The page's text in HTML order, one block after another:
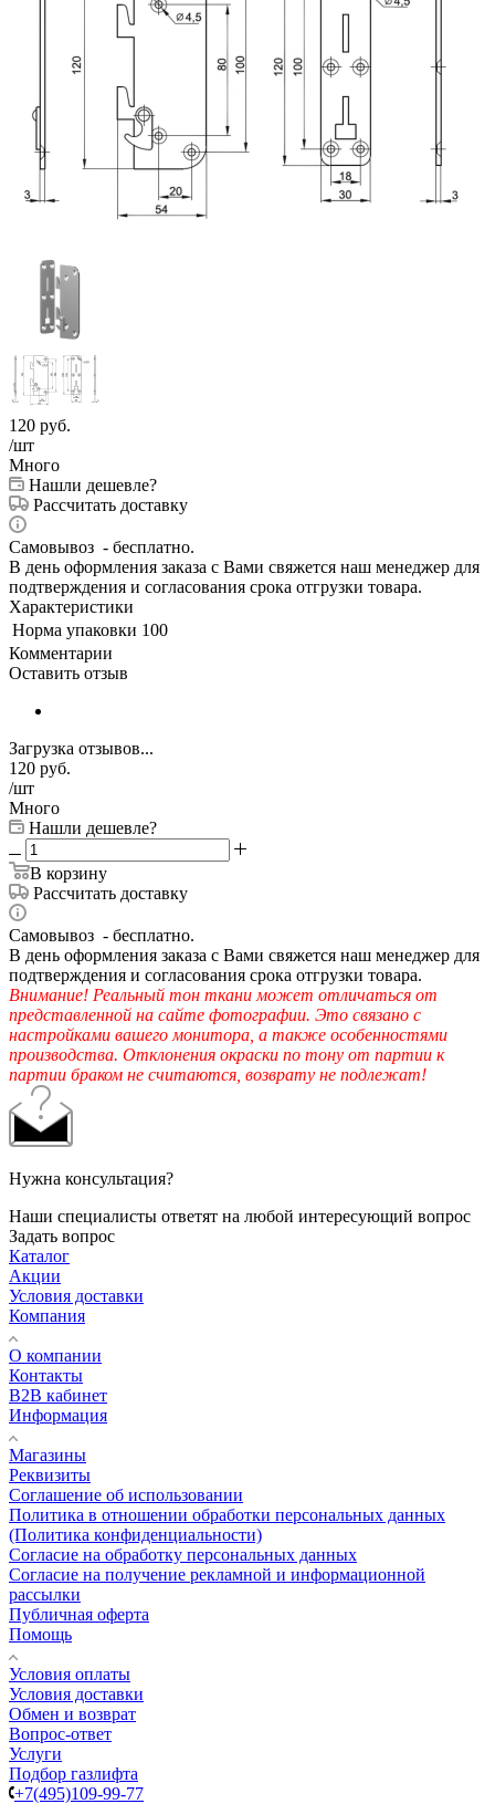
120 руб.
/шт
Много
Нашли дешевле?
Рассчитать доставку
Самовывоз - бесплатно.
В день оформления заказа с Вами свяжется наш менеджер для
подтверждения и согласования срока отгрузки товара.
Характеристики
Норма упаковки 100
Комментарии
Оставить отзыв
Загрузка отзывов...
120 руб.
/шт
Много
Нашли дешевле?
В корзину
Рассчитать доставку
Самовывоз - бесплатно.
В день оформления заказа с Вами свяжется наш менеджер для
подтверждения и согласования срока отгрузки товара.
Внимание! Реальный тон ткани может отличаться от
представленной на сайте фотографии. Это связано с
настройками вашего монитора, а также особенностями
производства. Отклонения окраски по тону от партии к
партии браком не считаются, возврату не подлежат!
Нужна консультация?
Наши специалисты ответят на любой интересующий вопрос
Задать вопрос
Каталог
Акции
Условия доставки
Компания
О компании
Контакты
B2B кабинет
Информация
Магазины
Реквизиты
Соглашение об использовании
Политика в отношении обработки персональных данных
(Политика конфиденциальности)
Согласие на обработку персональных данных
Согласие на получение рекламной и информационной
рассылки
Публичная оферта
Помощь
Условия оплаты
Условия доставки
Обмен и возврат
Вопрос-ответ
Услуги
Подбор газлифта
+7(495)109-99-77